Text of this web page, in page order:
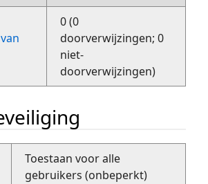
0 (0
doorverwijzingen; 0
niet-
doorverwijzingen)
Toestaan voor alle
gebruikers (onbeperkt)